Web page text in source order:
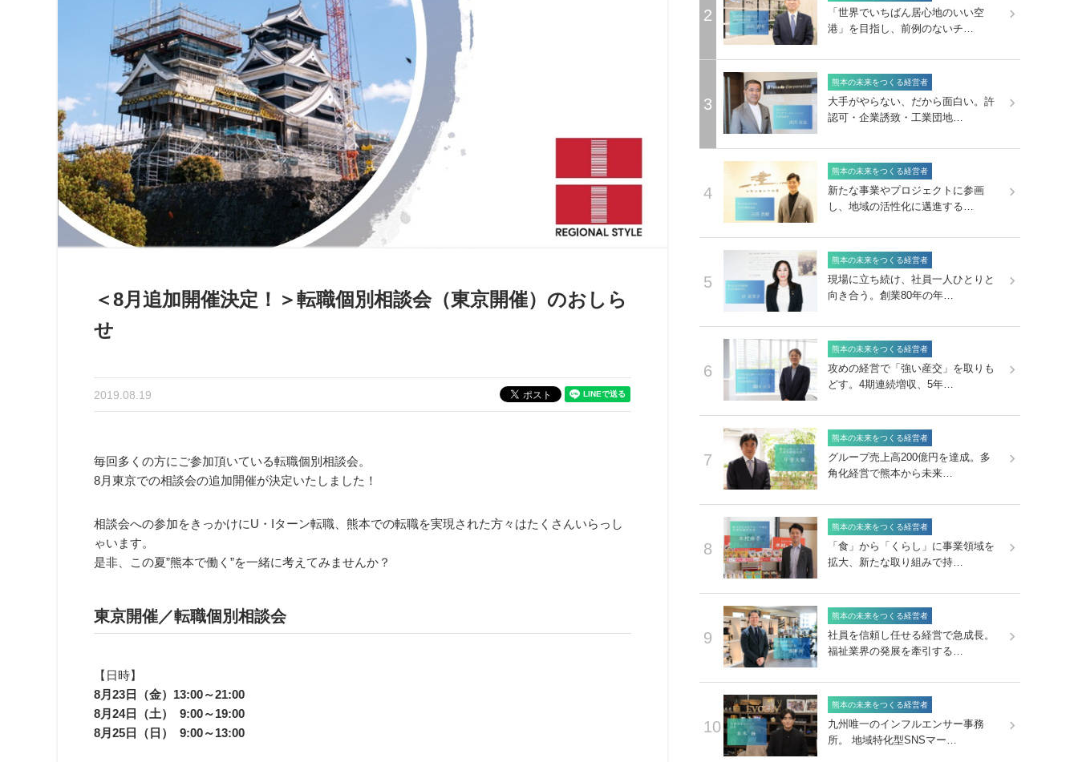
＜8月追加開催決定！＞転職個別相談会（東京開催）のおしら
せ
2019.08.19
毎回多くの方にご参加頂いている転職個別相談会。
8月東京での相談会の追加開催が決定いたしました！
相談会への参加をきっかけにU・Iターン転職、熊本での転職を実現された方々はたくさんいらっし
ゃいます。
是非、この夏”熊本で働く”を一緒に考えてみませんか？
東京開催／転職個別相談会
【日時】
8月23日（金）13:00～21:00
8月24日（土） 9:00～19:00
8月25日（日） 9:00～13:00
2
「世界でいちばん居心地のいい空
港」を目指し、前例のないチ…
3
熊本の未来をつくる経営者
大手がやらない、だから面白い。許
認可・企業誘致・工業団地…
4
熊本の未来をつくる経営者
新たな事業やプロジェクトに参画
し、地域の活性化に邁進する…
5
熊本の未来をつくる経営者
現場に立ち続け、社員一人ひとりと
向き合う。創業80年の年…
6
熊本の未来をつくる経営者
攻めの経営で「強い産交」を取りも
どす。4期連続増収、5年…
7
熊本の未来をつくる経営者
グループ売上高200億円を達成。多
角化経営で熊本から未来…
8
熊本の未来をつくる経営者
「食」から「くらし」に事業領域を
拡大、新たな取り組みで持…
9
熊本の未来をつくる経営者
社員を信頼し任せる経営で急成長。
福祉業界の発展を牽引する…
10
熊本の未来をつくる経営者
九州唯一のインフルエンサー事務
所。 地域特化型SNSマー…